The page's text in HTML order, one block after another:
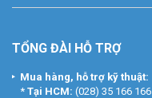
TỔNG ĐÀI HỖ TRỢ
Mua hàng, hỗ trợ kỹ thuật:
* Tại HCM: (028) 35 166 166